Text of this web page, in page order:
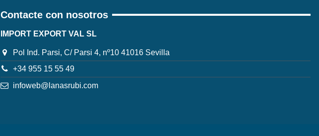
Contacte con nosotros
IMPORT EXPORT VAL SL
Pol Ind. Parsi, C/ Parsi 4, nº10 41016 Sevilla
+34 955 15 55 49
infoweb@lanasrubi.com